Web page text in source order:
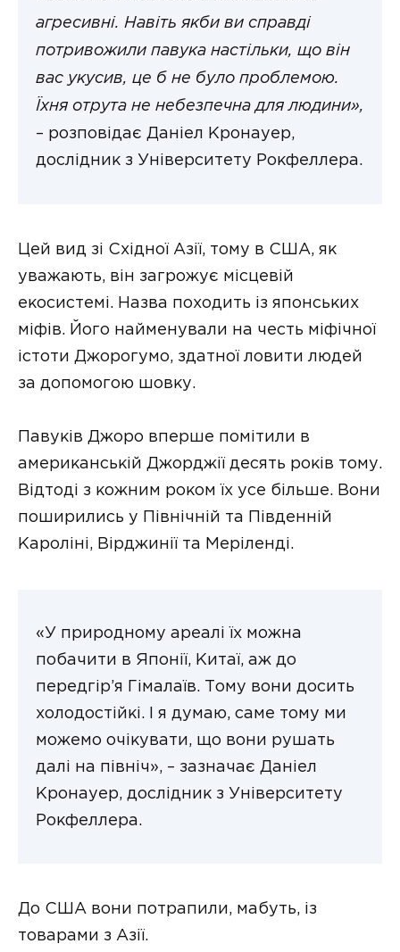
агресивні. Навіть якби ви справді
потривожили павука настільки, що він
вас укусив, це б не було проблемою.
Їхня отрута не небезпечна для людини»,
– розповідає Даніел Кронауер,
дослідник з Університету Рокфеллера.
Цей вид зі Східної Азії, тому в США, як
уважають, він загрожує місцевій
екосистемі. Назва походить із японських
міфів. Його найменували на честь міфічної
істоти Джорогумо, здатної ловити людей
за допомогою шовку.
Павуків Джоро вперше помітили в
американській Джорджії десять років тому.
Відтоді з кожним роком їх усе більше. Вони
поширились у Північній та Південній
Кароліні, Вірджинії та Меріленді.
«У природному ареалі їх можна
побачити в Японії, Китаї, аж до
передгір’я Гімалаїв. Тому вони досить
холодостійкі. І я думаю, саме тому ми
можемо очікувати, що вони рушать
далі на північ», – зазначає Даніел
Кронауер, дослідник з Університету
Рокфеллера.
До США вони потрапили, мабуть, із
товарами з Азії.